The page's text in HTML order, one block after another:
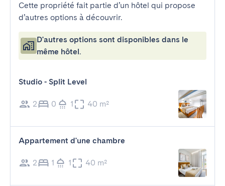
Cette propriété fait partie d’un hôtel qui propose
d’autres options à découvrir.
D'autres options sont disponibles dans le
même hôtel.
Studio - Split Level
2 0 1 40 m²
Appartement d'une chambre
2 1 1 40 m²